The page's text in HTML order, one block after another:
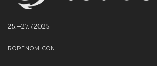
25.–27.7.2025
ROPENOMICON